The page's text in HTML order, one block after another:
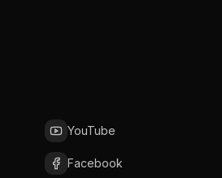
YouTube
Facebook